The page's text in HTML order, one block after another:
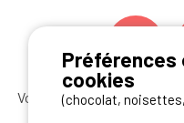
Vous souhaitez bénéficier
Préférences
cookies
(chocolat,